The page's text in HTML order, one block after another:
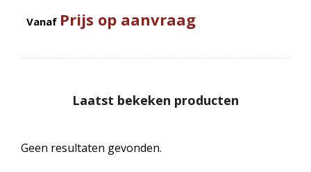
Vanaf Prijs op aanvraag
Laatst bekeken producten
Geen resultaten gevonden.